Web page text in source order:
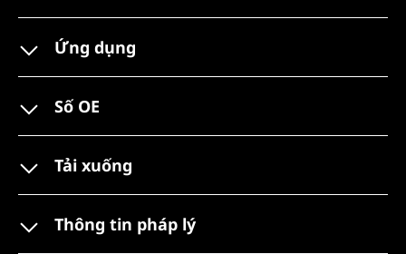
Ứng dụng
Số OE
Tải xuống
Thông tin pháp lý